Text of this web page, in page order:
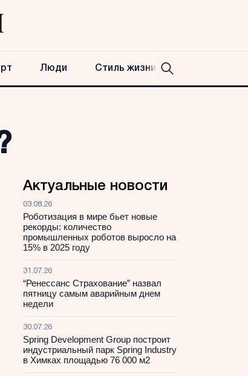
Люди Стиль жизни
Актуальные новости
03.08.26
Роботизация в мире бьет новые
рекорды: количество
промышленных роботов выросло на
15% в 2025 году
31.07.26
“Ренессанс Страхование” назвал
пятницу самым аварийным днем
недели
30.07.26
Spring Development Group построит
индустриальный парк Spring Industry
в Химках площадью 76 000 м2